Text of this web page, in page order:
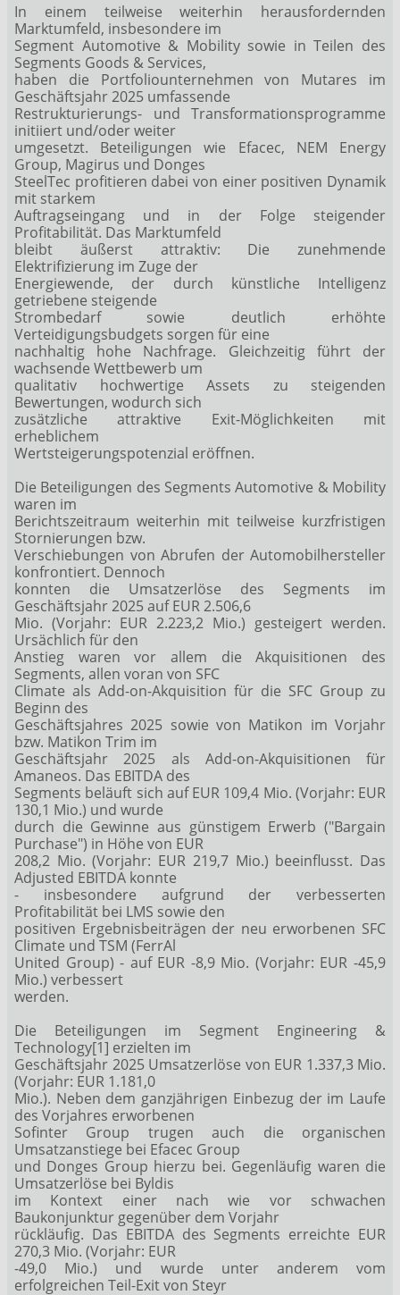
In einem teilweise weiterhin herausfordernden
Marktumfeld, insbesondere im
Segment Automotive & Mobility sowie in Teilen des
Segments Goods & Services,
haben die Portfoliounternehmen von Mutares im
Geschäftsjahr 2025 umfassende
Restrukturierungs- und Transformationsprogramme
initiiert und/oder weiter
umgesetzt. Beteiligungen wie Efacec, NEM Energy
Group, Magirus und Donges
SteelTec profitieren dabei von einer positiven Dynamik
mit starkem
Auftragseingang und in der Folge steigender
Profitabilität. Das Marktumfeld
bleibt äußerst attraktiv: Die zunehmende
Elektrifizierung im Zuge der
Energiewende, der durch künstliche Intelligenz
getriebene steigende
Strombedarf sowie deutlich erhöhte
Verteidigungsbudgets sorgen für eine
nachhaltig hohe Nachfrage. Gleichzeitig führt der
wachsende Wettbewerb um
qualitativ hochwertige Assets zu steigenden
Bewertungen, wodurch sich
zusätzliche attraktive Exit-Möglichkeiten mit
erheblichem
Wertsteigerungspotenzial eröffnen.
Die Beteiligungen des Segments Automotive & Mobility
waren im
Berichtszeitraum weiterhin mit teilweise kurzfristigen
Stornierungen bzw.
Verschiebungen von Abrufen der Automobilhersteller
konfrontiert. Dennoch
konnten die Umsatzerlöse des Segments im
Geschäftsjahr 2025 auf EUR 2.506,6
Mio. (Vorjahr: EUR 2.223,2 Mio.) gesteigert werden.
Ursächlich für den
Anstieg waren vor allem die Akquisitionen des
Segments, allen voran von SFC
Climate als Add-on-Akquisition für die SFC Group zu
Beginn des
Geschäftsjahres 2025 sowie von Matikon im Vorjahr
bzw. Matikon Trim im
Geschäftsjahr 2025 als Add-on-Akquisitionen für
Amaneos. Das EBITDA des
Segments beläuft sich auf EUR 109,4 Mio. (Vorjahr: EUR
130,1 Mio.) und wurde
durch die Gewinne aus günstigem Erwerb ("Bargain
Purchase") in Höhe von EUR
208,2 Mio. (Vorjahr: EUR 219,7 Mio.) beeinflusst. Das
Adjusted EBITDA konnte
- insbesondere aufgrund der verbesserten
Profitabilität bei LMS sowie den
positiven Ergebnisbeiträgen der neu erworbenen SFC
Climate und TSM (FerrAl
United Group) - auf EUR -8,9 Mio. (Vorjahr: EUR -45,9
Mio.) verbessert
werden.
Die Beteiligungen im Segment Engineering &
Technology[1] erzielten im
Geschäftsjahr 2025 Umsatzerlöse von EUR 1.337,3 Mio.
(Vorjahr: EUR 1.181,0
Mio.). Neben dem ganzjährigen Einbezug der im Laufe
des Vorjahres erworbenen
Sofinter Group trugen auch die organischen
Umsatzanstiege bei Efacec Group
und Donges Group hierzu bei. Gegenläufig waren die
Umsatzerlöse bei Byldis
im Kontext einer nach wie vor schwachen
Baukonjunktur gegenüber dem Vorjahr
rückläufig. Das EBITDA des Segments erreichte EUR
270,3 Mio. (Vorjahr: EUR
-49,0 Mio.) und wurde unter anderem vom
erfolgreichen Teil-Exit von Steyr